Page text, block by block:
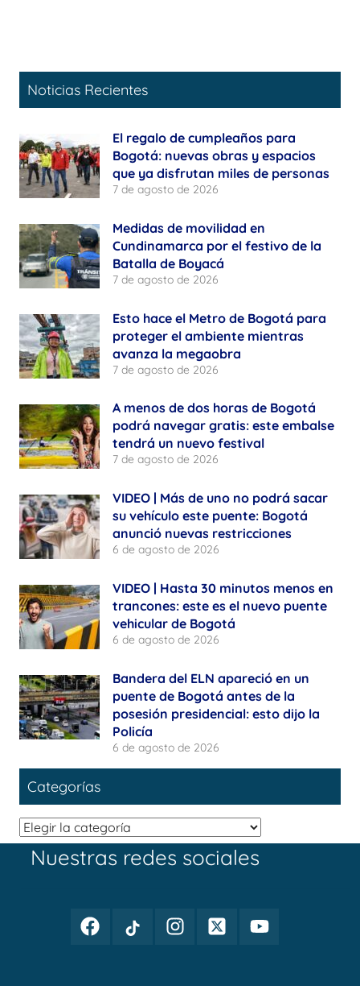
Noticias Recientes
El regalo de cumpleaños para
Bogotá: nuevas obras y espacios
que ya disfrutan miles de personas
7 de agosto de 2026
Medidas de movilidad en
Cundinamarca por el festivo de la
Batalla de Boyacá
7 de agosto de 2026
Esto hace el Metro de Bogotá para
proteger el ambiente mientras
avanza la megaobra
7 de agosto de 2026
A menos de dos horas de Bogotá
podrá navegar gratis: este embalse
tendrá un nuevo festival
7 de agosto de 2026
VIDEO | Más de uno no podrá sacar
su vehículo este puente: Bogotá
anunció nuevas restricciones
6 de agosto de 2026
VIDEO | Hasta 30 minutos menos en
trancones: este es el nuevo puente
vehicular de Bogotá
6 de agosto de 2026
Bandera del ELN apareció en un
puente de Bogotá antes de la
posesión presidencial: esto dijo la
Policía
6 de agosto de 2026
Categorías
Categorías
Nuestras redes sociales
FacebookTikTok
InstagramTwitterYoutube